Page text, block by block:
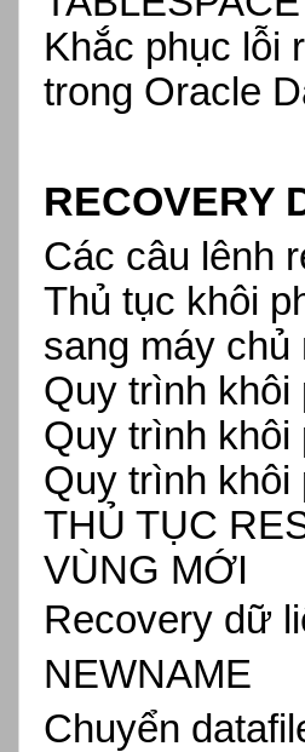
Khắc phục lỗi
trong Oracle
RECOVERY
Các câu lênh
Thủ tục khôi
sang máy chủ
Quy trình
Quy trình
Quy trình
THỦ TỤC
VÙNG MỚI
Recovery dữ
NEWNAME
Chuyển